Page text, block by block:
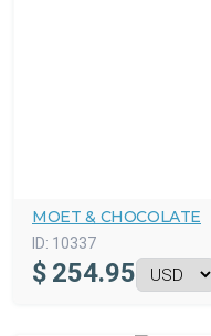
MOET & CHOCOLATE
ID: 10337
$ 254.95